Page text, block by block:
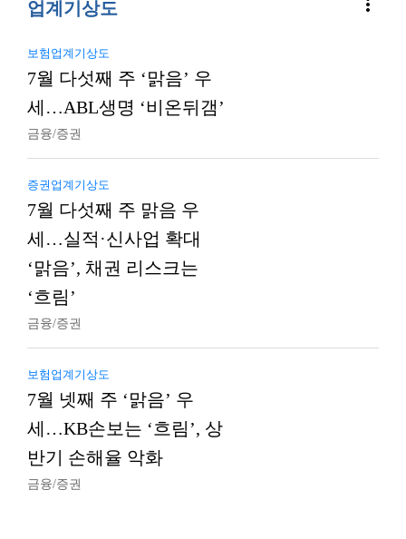
업계기상도 more_vert
보험업계기상도
7월 다섯째 주 ‘맑음’ 우
세…ABL생명 ‘비온뒤갬’
금융/증권
증권업계기상도
7월 다섯째 주 맑음 우
세…실적·신사업 확대
‘맑음’, 채권 리스크는
‘흐림’
금융/증권
보험업계기상도
7월 넷째 주 ‘맑음’ 우
세…KB손보는 ‘흐림’, 상
반기 손해율 악화
금융/증권